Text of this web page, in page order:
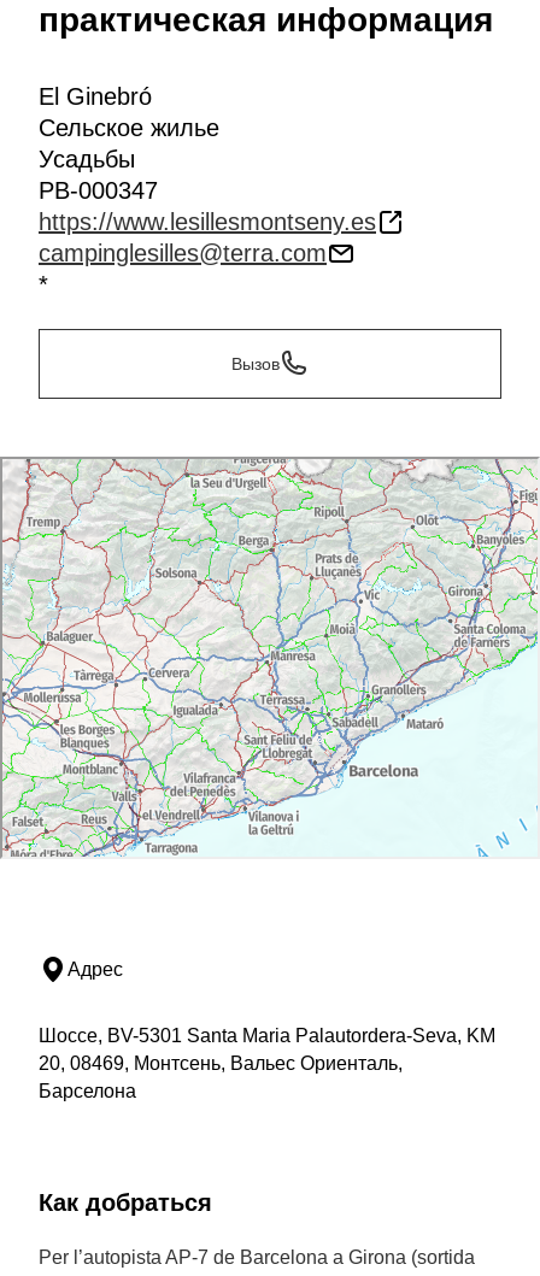
практическая информация
El Ginebró
Сельское жилье
Усадьбы
PB-000347
https://www.lesillesmontseny.es
campinglesilles@terra.com
*
Вызов
Адрес
Шоссе, BV-5301 Santa Maria Palautordera-Seva, KM
20, 08469, Монтсень, Вальес Ориенталь,
Барселона
Как добраться
Per l’autopista AP-7 de Barcelona a Girona (sortida